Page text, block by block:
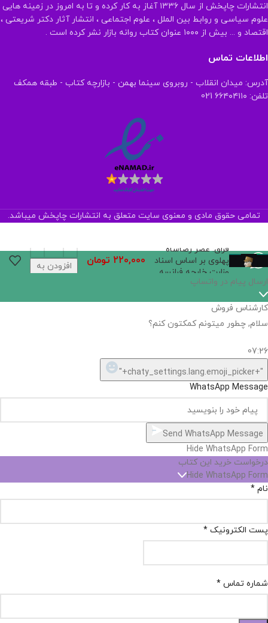
انتشارات چاپخش از سال ۱۳۳۶ آغاز به کار کرده و تا به امروز در زمینه هایی
علوم سیاسی و روابط بین الملل ، علوم اجتماعی ، انتشار آثار دکتر شریعتی ،
اقتصاد و ... بیش از ۱۰۰۰ عنوان کتاب روانه بازار نشر کرده است .
اطلاعات تماس
آدرس: میدان انقلاب - روبروی سینما بهمن - بازارچه کتاب - طبقه همکف
تلفن: ۶۶۴۰۴۱۱۰ 021
تمامی حقوق مادی و معنوی سایت متعلق به انتشارات چاپخش میباشد.
قزاق: عصر رضاشاه
پهلوی بر اساس اسناد
وزارت خارجه فرانسه
220,000 تومان
افزودن به
ارسال پیام در واتساپ
کارشناس فروش
سلام, چطور میتونم کمکتون کنم؟
07:26
"+chaty_settings.lang.emoji_picker+"
WhatsApp Message
Send WhatsApp Message
Hide WhatsApp Form
درخواست خرید این کتاب
Hide WhatsApp Form
نام *
پست الکترونیک *
شماره تماس *